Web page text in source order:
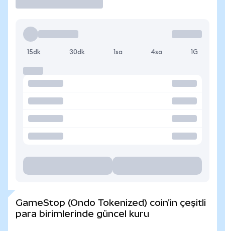
15dk 30dk 1sa 4sa 1G
GameStop (Ondo Tokenized) coin'in çeşitli
para birimlerinde güncel kuru